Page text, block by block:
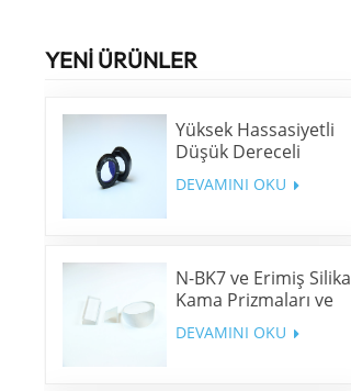
YENİ ÜRÜNLER
Yüksek Hassasiyetli
Düşük Dereceli
Dalga Plakası
DEVAMINI OKU
N-BK7 ve Erimiş Silika
Kama Prizmaları ve
Kama Pencereleri
DEVAMINI OKU